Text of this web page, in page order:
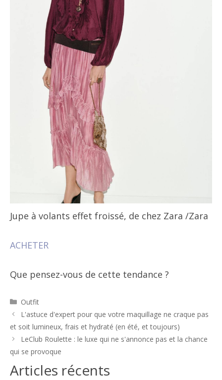
Jupe à volants effet froissé, de chez Zara /Zara
ACHETER
Que pensez-vous de cette tendance ?
Catégories
Outfit
Navigation
des
L'astuce d'expert pour que votre maquillage ne craque pas
et soit lumineux, frais et hydraté (en été, et toujours)
LeClub Roulette : le luxe qui ne s'annonce pas et la chance
qui se provoque
Articles récents